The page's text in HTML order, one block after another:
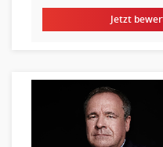
Firmenkundengeschäft
Investment-Banking
Kreditanalyse
Jetzt